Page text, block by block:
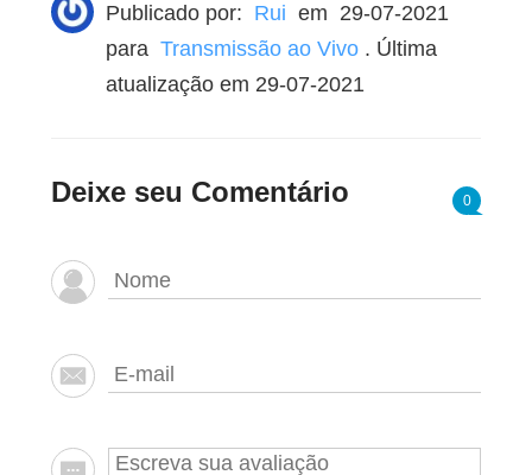
Publicado por: Rui em 29-07-2021
para Transmissão ao Vivo . Última
atualização em 29-07-2021
Deixe seu Comentário 0